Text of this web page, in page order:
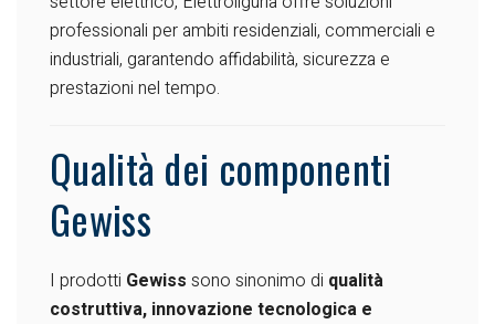
professionali per ambiti residenziali, commerciali e
industriali, garantendo affidabilità, sicurezza e
prestazioni nel tempo.
Qualità dei componenti
Gewiss
I prodotti Gewiss sono sinonimo di qualità
costruttiva, innovazione tecnologica e